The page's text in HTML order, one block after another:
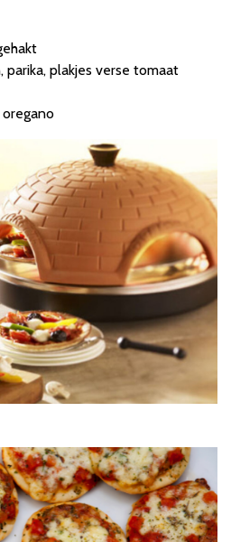
parika, plakjes verse tomaat